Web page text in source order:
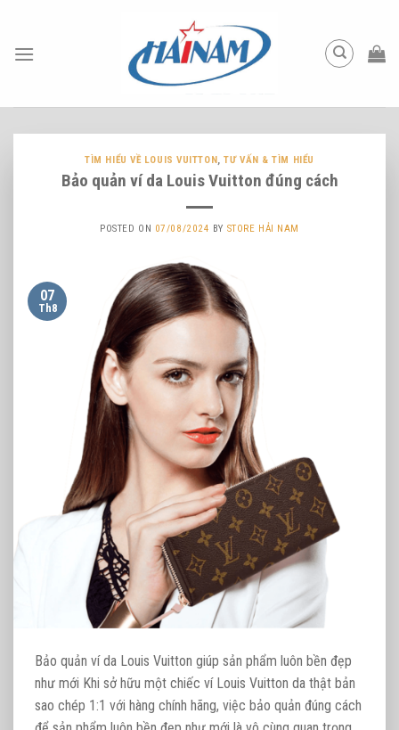
content
TÌM HIỂU VỀ LOUIS VUITTON,TƯ VẤN & TÌM HIỂU
Bảo quản ví da Louis Vuitton đúng cách
POSTED ON 07/08/2024 BY STORE HẢI NAM
07
Th8
Bảo quản ví da Louis Vuitton giúp sản phẩm luôn bền đẹp
như mới Khi sở hữu một chiếc ví Louis Vuitton da thật bản
sao chép 1:1 với hàng chính hãng, việc bảo quản đúng cách